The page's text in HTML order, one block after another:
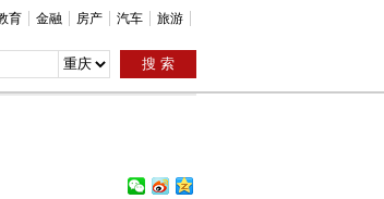
育 金融 房产 汽车 旅游